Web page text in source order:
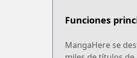
Funciones
MangaHere se